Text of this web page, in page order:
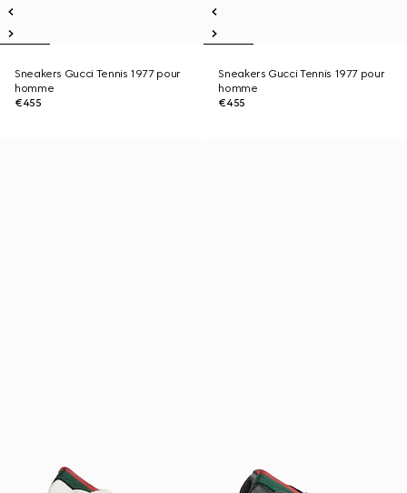
Sneakers Gucci Tennis 1977 pour
homme
€455
Sneakers Gucci Tennis 1977 pour
homme
€455